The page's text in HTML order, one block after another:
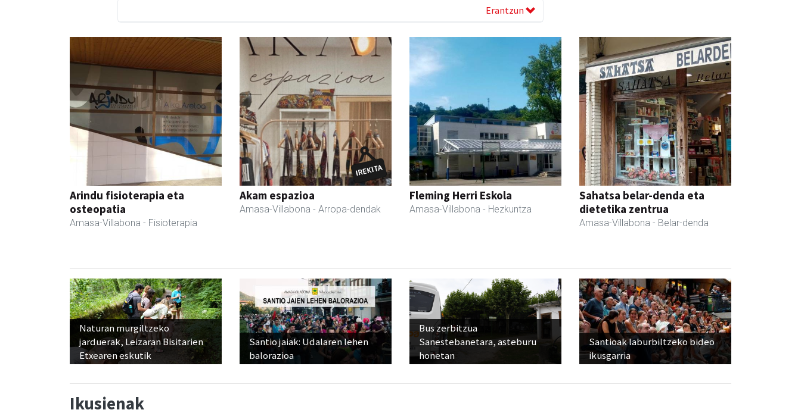
Erantzun
Arindu fisioterapia eta
osteopatia
Amasa-Villabona - Fisioterapia
Akam espazioa
Amasa-Villabona - Arropa-dendak
Fleming Herri Eskola
Amasa-Villabona - Hezkuntza
Sahatsa belar-denda eta
dietetika zentrua
Amasa-Villabona - Belar-denda
Naturan murgiltzeko
jarduerak, Leizaran Bisitarien
Etxearen eskutik
Santio jaiak: Udalaren lehen
balorazioa
Bus zerbitzua
Sanestebanetara, asteburu
honetan
Santioak laburbiltzeko bideo
ikusgarria
Ikusienak